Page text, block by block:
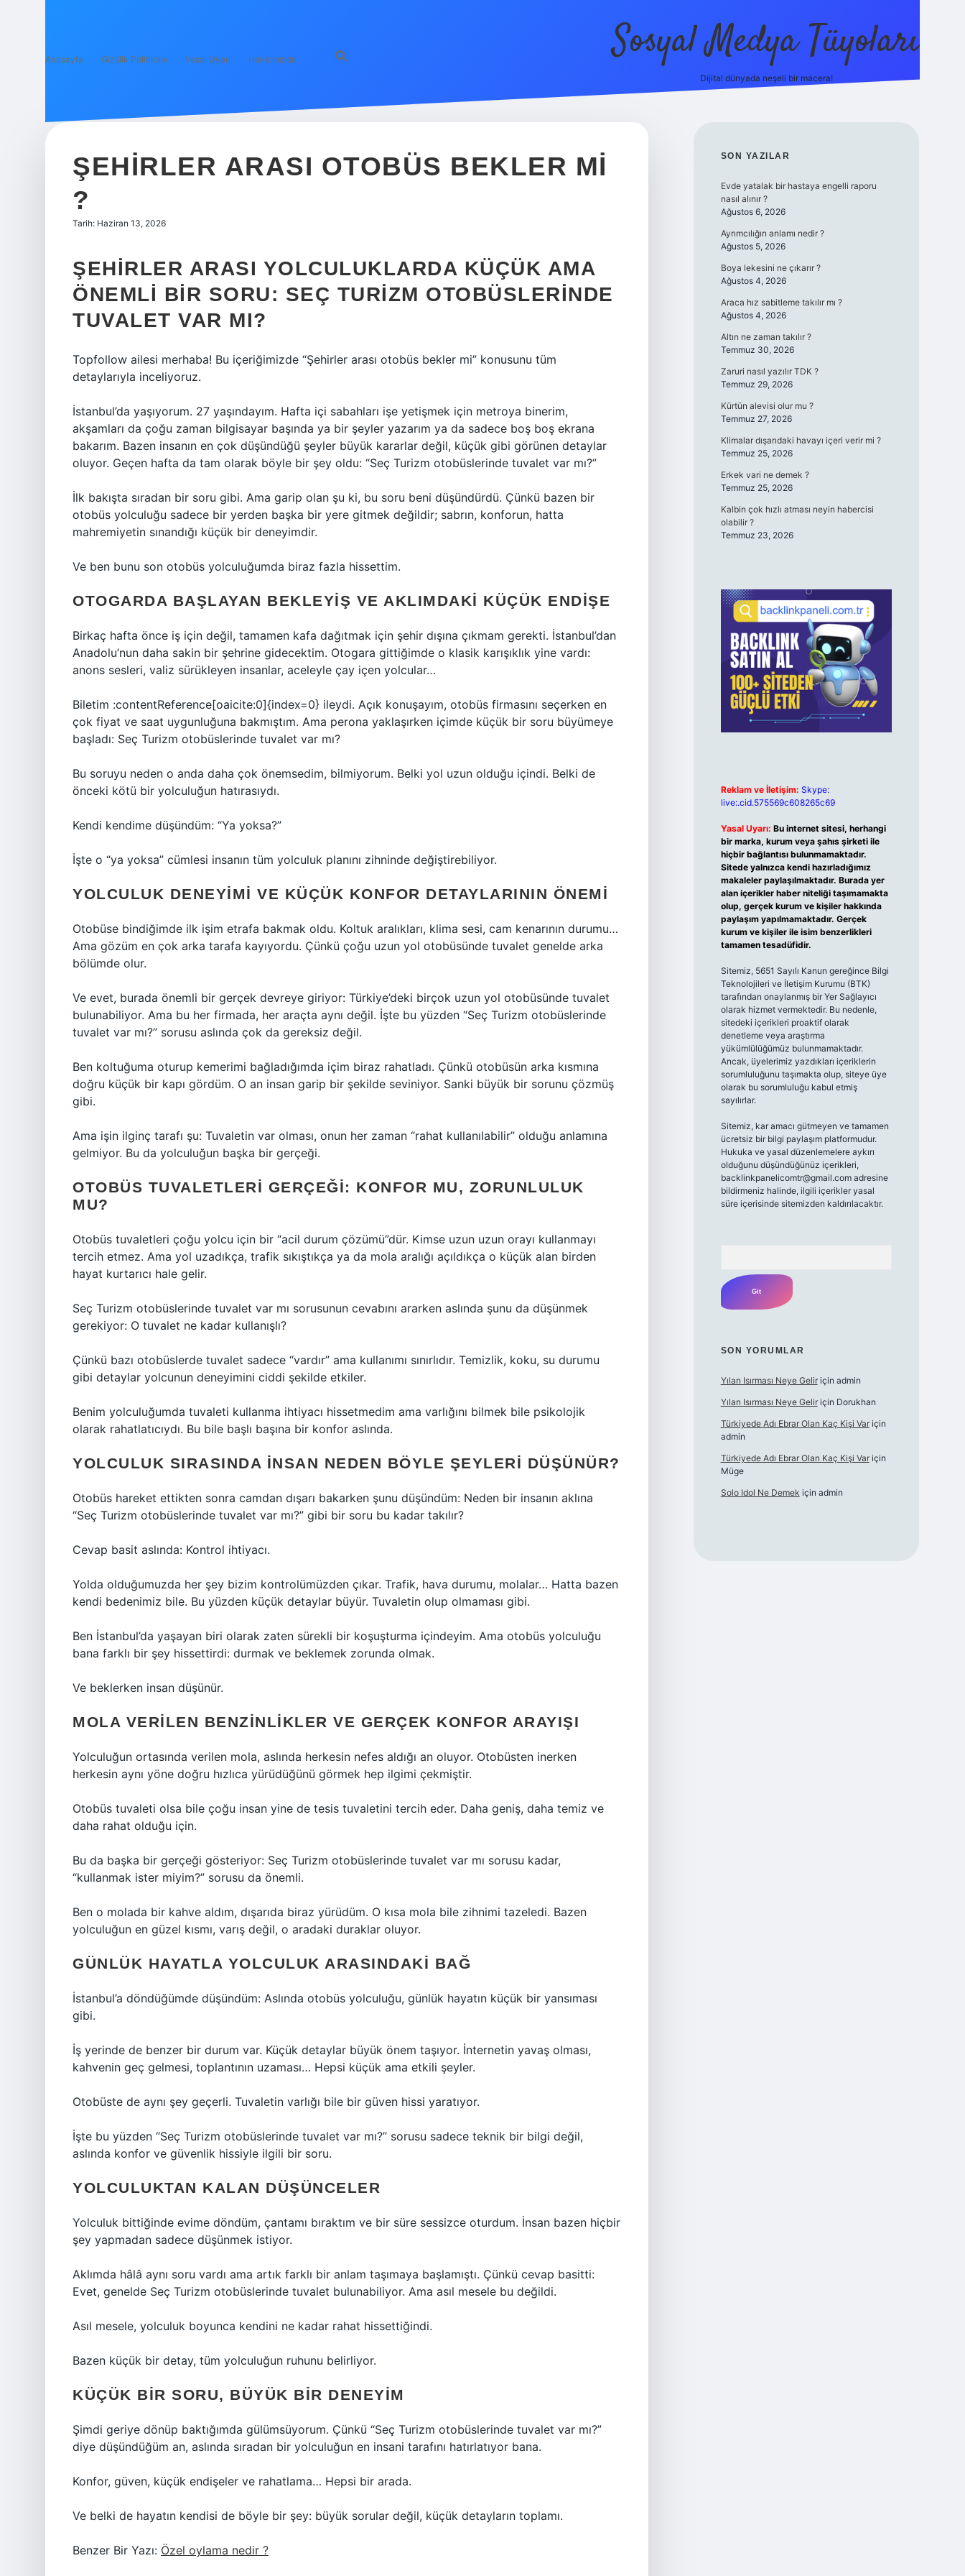
Anasayfa Gizlilik Politikası Yasal Uyarı Hakkımızda Sosyal Medya Tüyoları
Dijital dünyada neşeli bir macera!
ŞEHIRLER ARASI OTOBÜS BEKLER MI
?
Tarih: Haziran 13, 2026
ŞEHIRLER ARASI YOLCULUKLARDA KÜÇÜK AMA
ÖNEMLI BIR SORU: SEÇ TURIZM OTOBÜSLERINDE
TUVALET VAR MI?
Topfollow ailesi merhaba! Bu içeriğimizde “Şehirler arası otobüs bekler mi” konusunu tüm
detaylarıyla inceliyoruz.
İstanbul’da yaşıyorum. 27 yaşındayım. Hafta içi sabahları işe yetişmek için metroya binerim,
akşamları da çoğu zaman bilgisayar başında ya bir şeyler yazarım ya da sadece boş boş ekrana
bakarım. Bazen insanın en çok düşündüğü şeyler büyük kararlar değil, küçük gibi görünen detaylar
oluyor. Geçen hafta da tam olarak böyle bir şey oldu: “Seç Turizm otobüslerinde tuvalet var mı?”
İlk bakışta sıradan bir soru gibi. Ama garip olan şu ki, bu soru beni düşündürdü. Çünkü bazen bir
otobüs yolculuğu sadece bir yerden başka bir yere gitmek değildir; sabrın, konforun, hatta
mahremiyetin sınandığı küçük bir deneyimdir.
Ve ben bunu son otobüs yolculuğumda biraz fazla hissettim.
OTOGARDA BAŞLAYAN BEKLEYIŞ VE AKLIMDAKI KÜÇÜK ENDIŞE
Birkaç hafta önce iş için değil, tamamen kafa dağıtmak için şehir dışına çıkmam gerekti. İstanbul’dan
Anadolu’nun daha sakin bir şehrine gidecektim. Otogara gittiğimde o klasik karışıklık yine vardı:
anons sesleri, valiz sürükleyen insanlar, aceleyle çay içen yolcular…
Biletim :contentReference[oaicite:0]{index=0} ileydi. Açık konuşayım, otobüs firmasını seçerken en
çok fiyat ve saat uygunluğuna bakmıştım. Ama perona yaklaşırken içimde küçük bir soru büyümeye
başladı: Seç Turizm otobüslerinde tuvalet var mı?
Bu soruyu neden o anda daha çok önemsedim, bilmiyorum. Belki yol uzun olduğu içindi. Belki de
önceki kötü bir yolculuğun hatırasıydı.
Kendi kendime düşündüm: “Ya yoksa?”
İşte o “ya yoksa” cümlesi insanın tüm yolculuk planını zihninde değiştirebiliyor.
YOLCULUK DENEYIMI VE KÜÇÜK KONFOR DETAYLARININ ÖNEMI
Otobüse bindiğimde ilk işim etrafa bakmak oldu. Koltuk aralıkları, klima sesi, cam kenarının durumu…
Ama gözüm en çok arka tarafa kayıyordu. Çünkü çoğu uzun yol otobüsünde tuvalet genelde arka
bölümde olur.
Ve evet, burada önemli bir gerçek devreye giriyor: Türkiye’deki birçok uzun yol otobüsünde tuvalet
bulunabiliyor. Ama bu her firmada, her araçta aynı değil. İşte bu yüzden “Seç Turizm otobüslerinde
tuvalet var mı?” sorusu aslında çok da gereksiz değil.
Ben koltuğuma oturup kemerimi bağladığımda içim biraz rahatladı. Çünkü otobüsün arka kısmına
doğru küçük bir kapı gördüm. O an insan garip bir şekilde seviniyor. Sanki büyük bir sorunu çözmüş
gibi.
Ama işin ilginç tarafı şu: Tuvaletin var olması, onun her zaman “rahat kullanılabilir” olduğu anlamına
gelmiyor. Bu da yolculuğun başka bir gerçeği.
OTOBÜS TUVALETLERI GERÇEĞI: KONFOR MU, ZORUNLULUK
MU?
Otobüs tuvaletleri çoğu yolcu için bir “acil durum çözümü”dür. Kimse uzun uzun orayı kullanmayı
tercih etmez. Ama yol uzadıkça, trafik sıkıştıkça ya da mola aralığı açıldıkça o küçük alan birden
hayat kurtarıcı hale gelir.
Seç Turizm otobüslerinde tuvalet var mı sorusunun cevabını ararken aslında şunu da düşünmek
gerekiyor: O tuvalet ne kadar kullanışlı?
Çünkü bazı otobüslerde tuvalet sadece “vardır” ama kullanımı sınırlıdır. Temizlik, koku, su durumu
gibi detaylar yolcunun deneyimini ciddi şekilde etkiler.
Benim yolculuğumda tuvaleti kullanma ihtiyacı hissetmedim ama varlığını bilmek bile psikolojik
olarak rahatlatıcıydı. Bu bile başlı başına bir konfor aslında.
YOLCULUK SIRASINDA İNSAN NEDEN BÖYLE ŞEYLERI DÜŞÜNÜR?
Otobüs hareket ettikten sonra camdan dışarı bakarken şunu düşündüm: Neden bir insanın aklına
“Seç Turizm otobüslerinde tuvalet var mı?” gibi bir soru bu kadar takılır?
Cevap basit aslında: Kontrol ihtiyacı.
Yolda olduğumuzda her şey bizim kontrolümüzden çıkar. Trafik, hava durumu, molalar… Hatta bazen
kendi bedenimiz bile. Bu yüzden küçük detaylar büyür. Tuvaletin olup olmaması gibi.
Ben İstanbul’da yaşayan biri olarak zaten sürekli bir koşuşturma içindeyim. Ama otobüs yolculuğu
bana farklı bir şey hissettirdi: durmak ve beklemek zorunda olmak.
Ve beklerken insan düşünür.
MOLA VERILEN BENZINLIKLER VE GERÇEK KONFOR ARAYIŞI
Yolculuğun ortasında verilen mola, aslında herkesin nefes aldığı an oluyor. Otobüsten inerken
herkesin aynı yöne doğru hızlıca yürüdüğünü görmek hep ilgimi çekmiştir.
Otobüs tuvaleti olsa bile çoğu insan yine de tesis tuvaletini tercih eder. Daha geniş, daha temiz ve
daha rahat olduğu için.
Bu da başka bir gerçeği gösteriyor: Seç Turizm otobüslerinde tuvalet var mı sorusu kadar,
“kullanmak ister miyim?” sorusu da önemli.
Ben o molada bir kahve aldım, dışarıda biraz yürüdüm. O kısa mola bile zihnimi tazeledi. Bazen
yolculuğun en güzel kısmı, varış değil, o aradaki duraklar oluyor.
GÜNLÜK HAYATLA YOLCULUK ARASINDAKI BAĞ
İstanbul’a döndüğümde düşündüm: Aslında otobüs yolculuğu, günlük hayatın küçük bir yansıması
gibi.
İş yerinde de benzer bir durum var. Küçük detaylar büyük önem taşıyor. İnternetin yavaş olması,
kahvenin geç gelmesi, toplantının uzaması… Hepsi küçük ama etkili şeyler.
Otobüste de aynı şey geçerli. Tuvaletin varlığı bile bir güven hissi yaratıyor.
İşte bu yüzden “Seç Turizm otobüslerinde tuvalet var mı?” sorusu sadece teknik bir bilgi değil,
aslında konfor ve güvenlik hissiyle ilgili bir soru.
YOLCULUKTAN KALAN DÜŞÜNCELER
Yolculuk bittiğinde evime döndüm, çantamı bıraktım ve bir süre sessizce oturdum. İnsan bazen hiçbir
şey yapmadan sadece düşünmek istiyor.
Aklımda hâlâ aynı soru vardı ama artık farklı bir anlam taşımaya başlamıştı. Çünkü cevap basitti:
Evet, genelde Seç Turizm otobüslerinde tuvalet bulunabiliyor. Ama asıl mesele bu değildi.
Asıl mesele, yolculuk boyunca kendini ne kadar rahat hissettiğindi.
Bazen küçük bir detay, tüm yolculuğun ruhunu belirliyor.
KÜÇÜK BIR SORU, BÜYÜK BIR DENEYIM
Şimdi geriye dönüp baktığımda gülümsüyorum. Çünkü “Seç Turizm otobüslerinde tuvalet var mı?”
diye düşündüğüm an, aslında sıradan bir yolculuğun en insani tarafını hatırlatıyor bana.
Konfor, güven, küçük endişeler ve rahatlama… Hepsi bir arada.
Ve belki de hayatın kendisi de böyle bir şey: büyük sorular değil, küçük detayların toplamı.
Benzer Bir Yazı: Özel oylama nedir ?
SIDEBAR
SON YAZILAR
Evde yatalak bir hastaya engelli raporu
nasıl alınır ?
Ağustos 6, 2026
Ayrımcılığın anlamı nedir ?
Ağustos 5, 2026
Boya lekesini ne çıkarır ?
Ağustos 4, 2026
Araca hız sabitleme takılır mı ?
Ağustos 4, 2026
Altın ne zaman takılır ?
Temmuz 30, 2026
Zaruri nasıl yazılır TDK ?
Temmuz 29, 2026
Kürtün alevisi olur mu ?
Temmuz 27, 2026
Klimalar dışarıdaki havayı içeri verir mi ?
Temmuz 25, 2026
Erkek vari ne demek ?
Temmuz 25, 2026
Kalbin çok hızlı atması neyin habercisi
olabilir ?
Temmuz 23, 2026
Reklam ve İletişim: Skype:
live:.cid.575569c608265c69
Yasal Uyarı: Bu internet sitesi, herhangi
bir marka, kurum veya şahıs şirketi ile
hiçbir bağlantısı bulunmamaktadır.
Sitede yalnızca kendi hazırladığımız
makaleler paylaşılmaktadır. Burada yer
alan içerikler haber niteliği taşımamakta
olup, gerçek kurum ve kişiler hakkında
paylaşım yapılmamaktadır. Gerçek
kurum ve kişiler ile isim benzerlikleri
tamamen tesadüfidir.
Sitemiz, 5651 Sayılı Kanun gereğince Bilgi
Teknolojileri ve İletişim Kurumu (BTK)
tarafından onaylanmış bir Yer Sağlayıcı
olarak hizmet vermektedir. Bu nedenle,
sitedeki içerikleri proaktif olarak
denetleme veya araştırma
yükümlülüğümüz bulunmamaktadır.
Ancak, üyelerimiz yazdıkları içeriklerin
sorumluluğunu taşımakta olup, siteye üye
olarak bu sorumluluğu kabul etmiş
sayılırlar.
Sitemiz, kar amacı gütmeyen ve tamamen
ücretsiz bir bilgi paylaşım platformudur.
Hukuka ve yasal düzenlemelere aykırı
olduğunu düşündüğünüz içerikleri,
backlinkpanelicomtr@gmail.comadresine
bildirmeniz halinde, ilgili içerikler yasal
süre içerisinde sitemizden kaldırılacaktır.
SON YORUMLAR
Yılan Isırması Neye Geliriçin admin
Yılan Isırması Neye Geliriçin Dorukhan
Türkiyede Adı Ebrar Olan Kaç Kişi Variçin
admin
Türkiyede Adı Ebrar Olan Kaç Kişi Variçin
Müge
Solo Idol Ne Demek için admin